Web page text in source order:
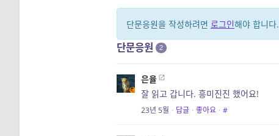
단문응원을 작성하려면 로그인해야 합니다.
단문응원 2
은율
잘 읽고 갑니다. 흥미진진 했어요!
23년 5월 · 답글 · 좋아요 · #